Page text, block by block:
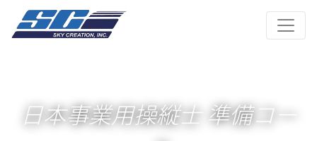
日本事業用操縦士 準備コー